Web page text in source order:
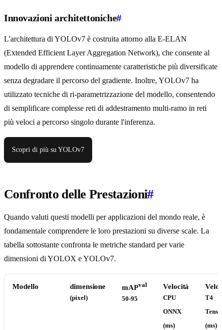
Innovazioni architettoniche#
L'architettura di YOLOv7 è costruita attorno alla E-ELAN
(Extended Efficient Layer Aggregation Network), che consente al
modello di apprendere continuamente caratteristiche più diversificate
senza degradare il percorso del gradiente. Inoltre, YOLOv7 ha
utilizzato tecniche di ri-parametrizzazione del modello, consentendo
di semplificare complesse reti di addestramento multi-ramo in reti
più veloci a percorso singolo durante l'inferenza.
Scopri di più su YOLOv7
Confronto delle Prestazioni#
Quando valuti questi modelli per applicazioni del mondo reale, è
fondamentale comprendere le loro prestazioni su diverse scale. La
tabella sottostante confronta le metriche standard per varie
dimensioni di YOLOX e YOLOv7.
Modello dimensione
(pixel)
mAPval
50-95
Velocità
CPU
ONNX
(ms)
T4
(ms)